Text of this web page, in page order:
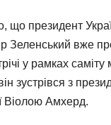
що президент
Зеленський вже
у рамках саміту
зустрівся з
Віолою Амхерд.